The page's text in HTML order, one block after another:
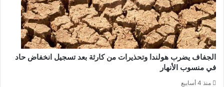
الجفاف يضرب هولندا وتحذيرات من كارثة بعد تسجيل انخفاض حاد
في منسوب الأنهار
منذ 4 أسابيع